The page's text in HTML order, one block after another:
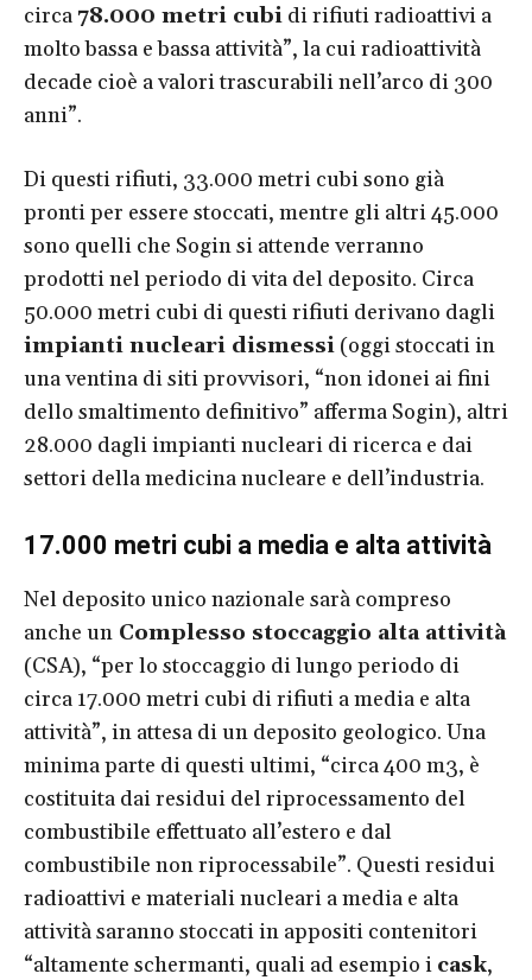
circa 78.000 metri cubi di rifiuti radioattivi a
molto bassa e bassa attività”, la cui radioattività
decade cioè a valori trascurabili nell’arco di 300
anni”.
Di questi rifiuti, 33.000 metri cubi sono già
pronti per essere stoccati, mentre gli altri 45.000
sono quelli che Sogin si attende verranno
prodotti nel periodo di vita del deposito. Circa
50.000 metri cubi di questi rifiuti derivano dagli
impianti nucleari dismessi (oggi stoccati in
una ventina di siti provvisori, “non idonei ai fini
dello smaltimento definitivo” afferma Sogin), altri
28.000 dagli impianti nucleari di ricerca e dai
settori della medicina nucleare e dell’industria.
17.000 metri cubi a media e alta attività
Nel deposito unico nazionale sarà compreso
anche un Complesso stoccaggio alta attività
(CSA), “per lo stoccaggio di lungo periodo di
circa 17.000 metri cubi di rifiuti a media e alta
attività”, in attesa di un deposito geologico. Una
minima parte di questi ultimi, “circa 400 m3, è
costituita dai residui del riprocessamento del
combustibile effettuato all’estero e dal
combustibile non riprocessabile”. Questi residui
radioattivi e materiali nucleari a media e alta
attività saranno stoccati in appositi contenitori
“altamente schermanti, quali ad esempio i cask,